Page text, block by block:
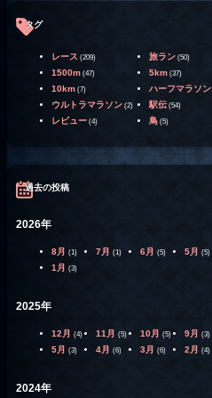
タグ
レース (209) 旅ラン (50)
1500m (47) 5km (37)
10km (7) ハーフマラソン
ウルトラマラソン (2) 駅伝 (54)
レビュー (4) 鳥 (5)
過去の投稿
2026年
8月 (1) 7月 (1) 6月 (5) 5月 (5)
1月 (3)
2025年
12月 (4) 11月 (5) 10月 (5) 9月 (3)
5月 (3) 4月 (6) 3月 (6) 2月 (4)
2024年